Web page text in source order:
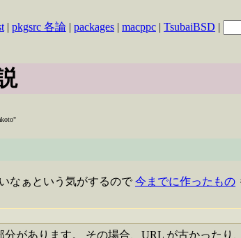
| pkgsrc 各論 | packages | macppc | TsubaiBSD |
なぁという気がするので 今までに作ったもの
分があります。 その場合、URL が古かった